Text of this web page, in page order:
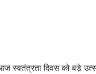
स्वतंत्रता दिवस को बड़े